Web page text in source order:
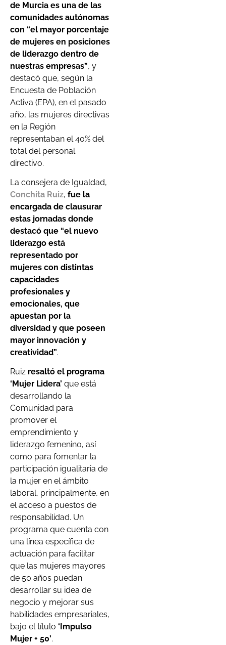
de Murcia es una de las
comunidades autónomas
con “el mayor porcentaje
de mujeres en posiciones
de liderazgo dentro de
nuestras empresas”, y
destacó que, según la
Encuesta de Población
Activa (EPA), en el pasado
año, las mujeres directivas
en la Región
representaban el 40% del
total del personal
directivo.
La consejera de Igualdad,
Conchita Ruiz, fue la
encargada de clausurar
estas jornadas donde
destacó que “el nuevo
liderazgo está
representado por
mujeres con distintas
capacidades
profesionales y
emocionales, que
apuestan por la
diversidad y que poseen
mayor innovación y
creatividad”.
Ruiz resaltó el programa
‘Mujer Lidera’ que está
desarrollando la
Comunidad para
promover el
emprendimiento y
liderazgo femenino, así
como para fomentar la
participación igualitaria de
la mujer en el ámbito
laboral, principalmente, en
el acceso a puestos de
responsabilidad. Un
programa que cuenta con
una línea específica de
actuación para facilitar
que las mujeres mayores
de 50 años puedan
desarrollar su idea de
negocio y mejorar sus
habilidades empresariales,
bajo el título ‘Impulso
Mujer + 50’.